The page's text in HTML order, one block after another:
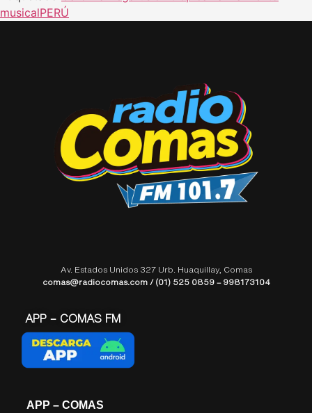
musicalPERÚ
Av. Estados Unidos 327 Urb. Huaquillay, Comas
comas@radiocomas.com / (01) 525 0859 – 998173104
APP – COMAS FM
APP – COMAS